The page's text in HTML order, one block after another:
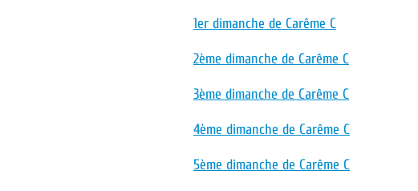
1er dimanche de Carême C
2ème dimanche de Carême C
3ème dimanche de Carême C
4ème dimanche de Carême C
5ème dimanche de Carême C